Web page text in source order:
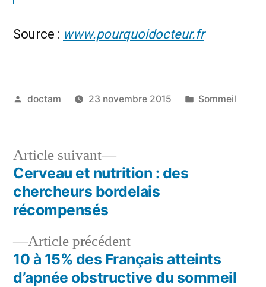
Source : www.pourquoidocteur.fr
Publié
doctam 23 novembre 2015
Publié
Sommeil
Navigation
de
l’article
Article précédentArticle
précédent :
10 à 15% des Français atteints
d’apnée obstructive du sommeil
Article suivant
Article
suivant :
Cerveau et nutrition : des
chercheurs bordelais
récompensés